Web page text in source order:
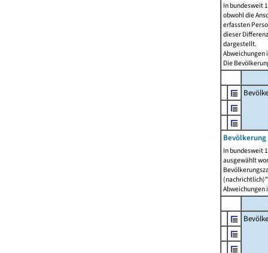
In bundesweit
obwohl die
erfassten
dieser
dargestellt.
Abweichungen
Die
In bundesweit
ausgewählt
Abweichungen